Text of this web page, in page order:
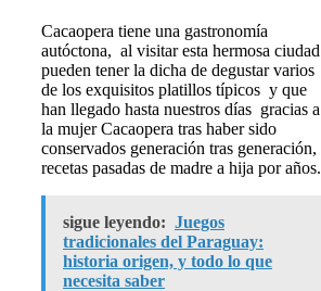
Cacaopera tiene una gastronomía
autóctona, al visitar esta hermosa ciudad
pueden tener la dicha de degustar varios
de los exquisitos platillos típicos y que
han llegado hasta nuestros días gracias a
la mujer Cacaopera tras haber sido
conservados generación tras generación,
recetas pasadas de madre a hija por años.
sigue leyendo: Juegos
tradicionales del Paraguay:
historia origen, y todo lo que
necesita saber